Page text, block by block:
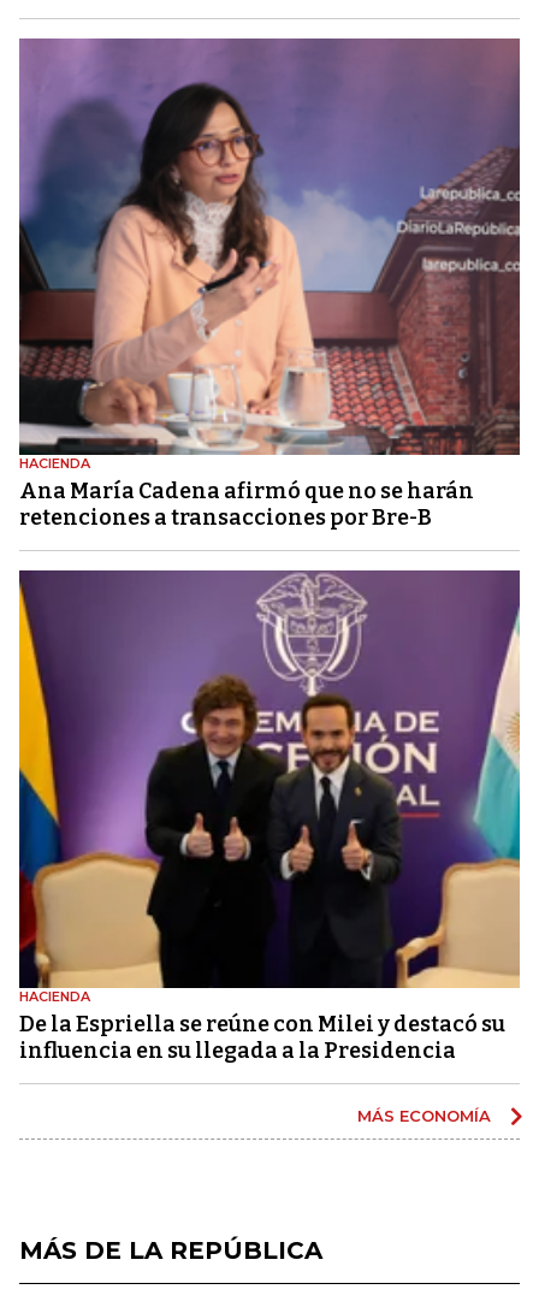
HACIENDA
Ana María Cadena afirmó que no se harán
retenciones a transacciones por Bre-B
HACIENDA
De la Espriella se reúne con Milei y destacó su
influencia en su llegada a la Presidencia
MÁS ECONOMÍA
MÁS DE LA REPÚBLICA